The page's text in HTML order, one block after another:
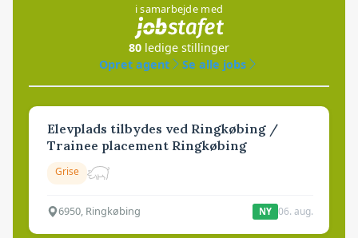
i samarbejde med
80 ledige stillinger
Opret agent
Se alle jobs
Elevplads tilbydes ved Ringkøbing /
Trainee placement Ringkøbing
Grise
6950, Ringkøbing NY 06. aug.